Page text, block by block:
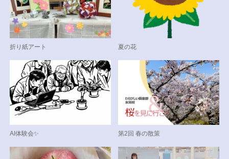
折り紙アート 夏の花
AI体験会✨ 第2回 春の散策